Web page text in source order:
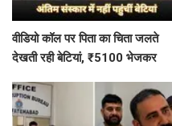
वीडियो कॉल पर पिता का चिता जलते
देखती रही बेटियां, ₹5100 भेजकर